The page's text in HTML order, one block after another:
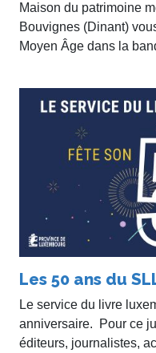
Maison du patrimoine
Bouvignes (Dinant)
Moyen Âge dans la
Les 50 ans du
Le service du livre
anniversaire. Pour ce
éditeurs, journalistes,